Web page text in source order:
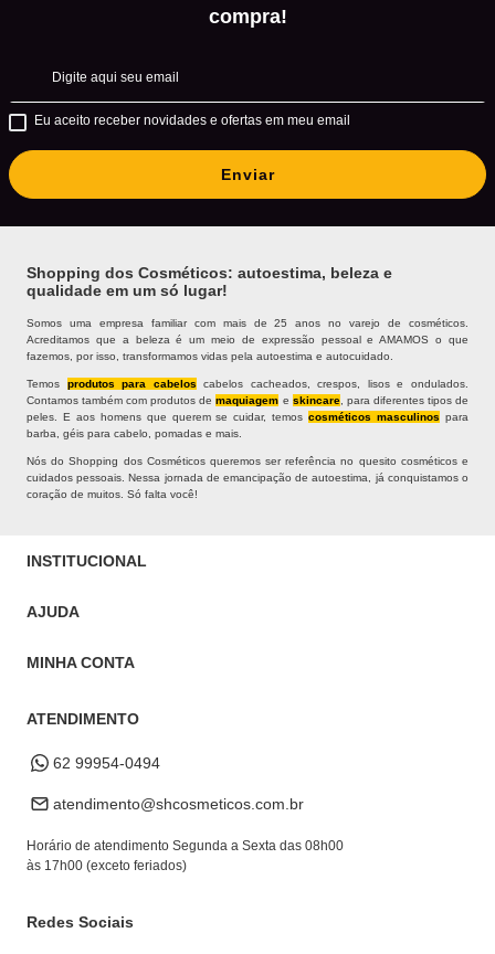
compra!
Eu aceito receber novidades e ofertas em meu email
Enviar
Shopping dos Cosméticos: autoestima, beleza e
qualidade em um só lugar!
Somos uma empresa familiar com mais de 25 anos no varejo de cosméticos.
Acreditamos que a beleza é um meio de expressão pessoal e AMAMOS o que
fazemos, por isso, transformamos vidas pela autoestima e autocuidado.
Temos produtos para cabelos cabelos cacheados, crespos, lisos e ondulados.
Contamos também com produtos demaquiagem e skincare, para diferentes tipos de
peles. E aos homens que querem se cuidar, temoscosméticos masculinos para
barba, géis para cabelo, pomadas e mais.
Nós do Shopping dos Cosméticos queremos ser referência no quesito cosméticos e
cuidados pessoais. Nessa jornada de emancipação de autoestima, já conquistamos o
coração de muitos. Só falta você!
INSTITUCIONAL
Pedidos Whatsapp
AJUDA
Troca e Devoluções
Formas de Pagamento
MINHA CONTA
Alterar Cadastro
ATENDIMENTO
62 99954-0494
atendimento@shcosmeticos.com.br
Horário de atendimento Segunda a Sexta das 08h00
às 17h00 (exceto feriados)
Redes Sociais